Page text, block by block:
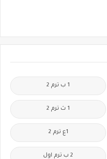
1 ب ترم 2
1 ث ترم 2
1ع ترم 2
2 ب ترم اول